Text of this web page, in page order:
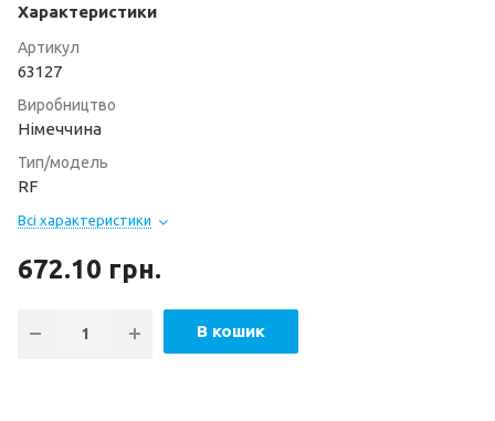
Характеристики
Артикул
63127
Виробництво
Німеччина
Тип/модель
RF
Всі характеристики
672.10 грн.
В кошик